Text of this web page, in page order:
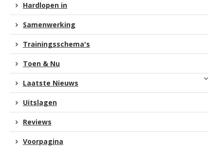
Hardlopen in
Samenwerking
Trainingsschema's
Toen & Nu
Laatste Nieuws
Uitslagen
Reviews
Voorpagina